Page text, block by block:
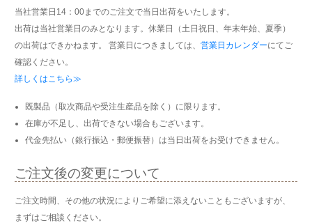
当社営業日14：00までのご注文で当日出荷をいたします。
出荷は当社営業日のみとなります。休業日（土日祝日、年末年始、夏季）
の出荷はできかねます。 営業日につきましては、 営業日カレンダーにてご
確認ください。
詳しくはこちら≫
既製品（取次商品や受注生産品を除く）に限ります。
在庫が不足し、出荷できない場合もございます。
代金先払い（銀行振込・郵便振替）は当日出荷をお受けできません。
ご注文後の変更について
ご注文時間、その他の状況によりご希望に添えないこともございますが、
まずはご相談ください。